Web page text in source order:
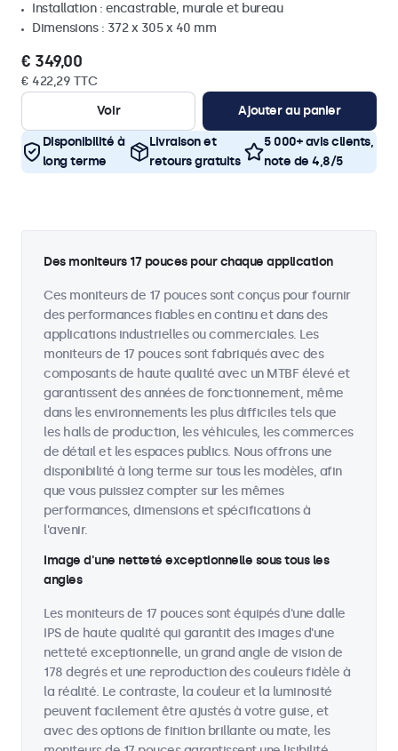
Installation : encastrable, murale et bureau
Dimensions : 372 x 305 x 40 mm
€ 349,00
€ 422,29 TTC
Voir
Ajouter au panier
Disponibilité à
long terme
Livraison et
retours gratuits
5 000+ avis clients,
note de 4,8/5
Des moniteurs 17 pouces pour chaque application
Ces moniteurs de 17 pouces sont conçus pour fournir
des performances fiables en continu et dans des
applications industrielles ou commerciales. Les
moniteurs de 17 pouces sont fabriqués avec des
composants de haute qualité avec un MTBF élevé et
garantissent des années de fonctionnement, même
dans les environnements les plus difficiles tels que
les halls de production, les véhicules, les commerces
de détail et les espaces publics. Nous offrons une
disponibilité à long terme sur tous les modèles, afin
que vous puissiez compter sur les mêmes
performances, dimensions et spécifications à
l'avenir.
Image d'une netteté exceptionnelle sous tous les
angles
Les moniteurs de 17 pouces sont équipés d'une dalle
IPS de haute qualité qui garantit des images d'une
netteté exceptionnelle, un grand angle de vision de
178 degrés et une reproduction des couleurs fidèle à
la réalité. Le contraste, la couleur et la luminosité
peuvent facilement être ajustés à votre guise, et
avec des options de finition brillante ou mate, les